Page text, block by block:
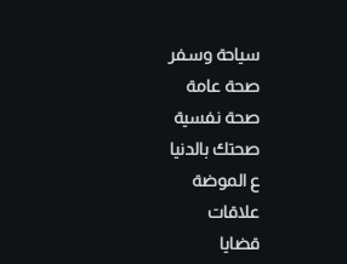
سياحة وسفر
صحة عامة
صحة نفسية
صحتك بالدنيا
ع الموضة
علاقات
قضايا